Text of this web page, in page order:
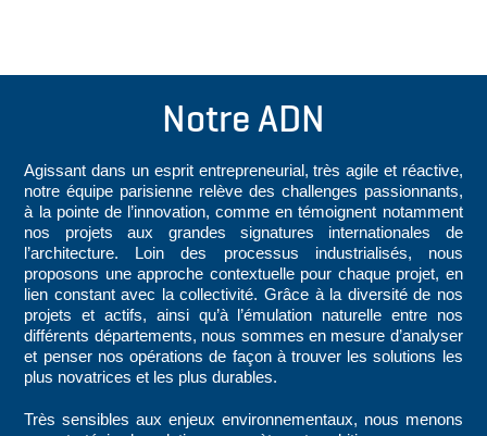
Notre ADN
Agissant dans un esprit entrepreneurial, très agile et réactive,
notre équipe parisienne relève des challenges passionnants,
à la pointe de l’innovation, comme en témoignent notamment
nos projets aux grandes signatures internationales de
l’architecture. Loin des processus industrialisés, nous
proposons une approche contextuelle pour chaque projet, en
lien constant avec la collectivité. Grâce à la diversité de nos
projets et actifs, ainsi qu’à l’émulation naturelle entre nos
différents départements, nous sommes en mesure d’analyser
et penser nos opérations de façon à trouver les solutions les
plus novatrices et les plus durables.
Très sensibles aux enjeux environnementaux, nous menons